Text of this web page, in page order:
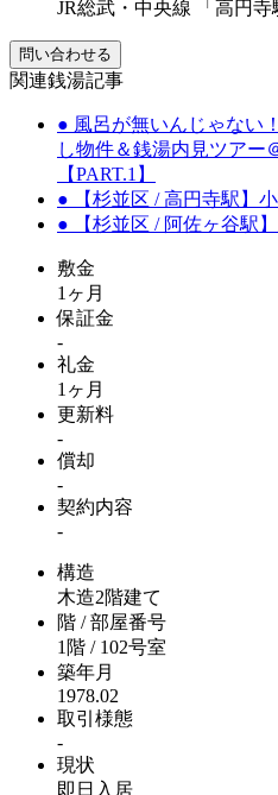
JR総武・中央線 「高円寺
問い合わせる
関連銭湯記事
● 風呂が無いんじゃない
し物件＆銭湯内見ツアー
【PART.1】
● 【杉並区 / 高円寺駅】
● 【杉並区 / 阿佐ヶ谷駅
敷金
1ヶ月
保証金
-
礼金
1ヶ月
更新料
-
償却
-
契約内容
-
構造
木造2階建て
階 / 部屋番号
1階 / 102号室
築年月
1978.02
取引様態
-
現状
即日入居